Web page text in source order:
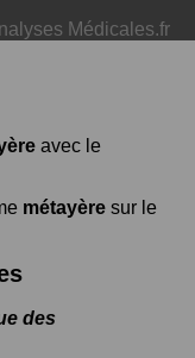
Médicales.fr
avec le
métayère sur le
des